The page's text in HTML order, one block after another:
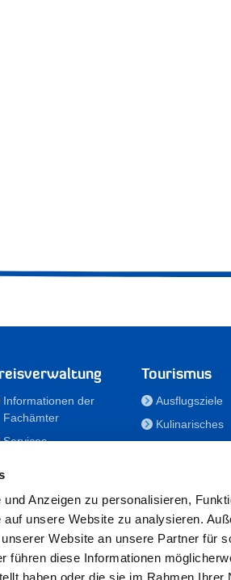
Anzeigen zu personalisieren,
unsere Website zu analysieren.
Website an unsere Partner für
führen diese Informationen
Informationen der
Fachämter
Services
Nachwuchskräfte
Notdienste
Bekanntmachungen
Formulare/Downloads
RSS-Feeds
Tourismus
Ausflugsziele
Kulinarisches